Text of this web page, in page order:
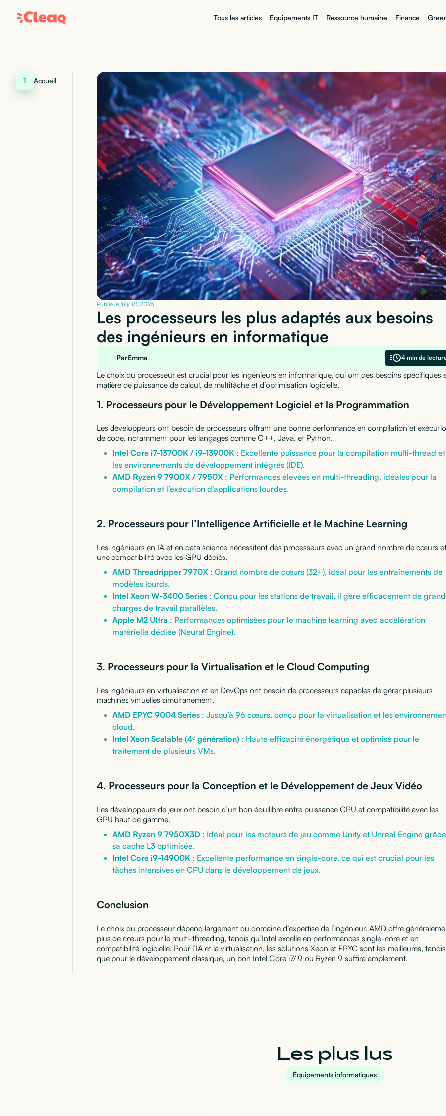
Tous les articles Equipements IT Ressource humaine Finance
1 Accueil
Publié leJuly 18, 2025
Les processeurs les plus adaptés aux besoins
des ingénieurs en informatique
ParEmma 4 min de
Le choix du processeur est crucial pour les ingénieurs en informatique, qui ont des besoins spécifiques
matière de puissance de calcul, de multitâche et d’optimisation logicielle.
1. Processeurs pour le Développement Logiciel et la Programmation
Les développeurs ont besoin de processeurs offrant une bonne performance en compilation et
de code, notamment pour les langages comme C++, Java, et Python.
Intel Core i7-13700K / i9-13900K : Excellente puissance pour la compilation multi-thread et
les environnements de développement intégrés (IDE).
AMD Ryzen 9 7900X / 7950X : Performances élevées en multi-threading, idéales pour la
compilation et l’exécution d’applications lourdes.
2. Processeurs pour l’Intelligence Artificielle et le Machine Learning
Les ingénieurs en IA et en data science nécessitent des processeurs avec un grand nombre de cœurs et
une compatibilité avec les GPU dédiés.
AMD Threadripper 7970X : Grand nombre de cœurs (32+), idéal pour les entraînements de
modèles lourds.
Intel Xeon W-3400 Series : Conçu pour les stations de travail, il gère efficacement de
charges de travail parallèles.
Apple M2 Ultra : Performances optimisées pour le machine learning avec accélération
matérielle dédiée (Neural Engine).
3. Processeurs pour la Virtualisation et le Cloud Computing
Les ingénieurs en virtualisation et en DevOps ont besoin de processeurs capables de gérer plusieurs
machines virtuelles simultanément.
AMD EPYC 9004 Series : Jusqu’à 96 cœurs, conçu pour la virtualisation et les
cloud.
Intel Xeon Scalable (4ᵉ génération) : Haute efficacité énergétique et optimisé pour le
traitement de plusieurs VMs.
4. Processeurs pour la Conception et le Développement de Jeux Vidéo
Les développeurs de jeux ont besoin d’un bon équilibre entre puissance CPU et compatibilité avec les
GPU haut de gamme.
AMD Ryzen 9 7950X3D : Idéal pour les moteurs de jeu comme Unity et Unreal Engine
sa cache L3 optimisée.
Intel Core i9-14900K : Excellente performance en single-core, ce qui est crucial pour les
tâches intensives en CPU dans le développement de jeux.
Conclusion
Le choix du processeur dépend largement du domaine d’expertise de l’ingénieur. AMD offre
plus de cœurs pour le multi-threading, tandis qu’Intel excelle en performances single-core et en
compatibilité logicielle. Pour l’IA et la virtualisation, les solutions Xeon et EPYC sont les meilleures, tandis
que pour le développement classique, un bon Intel Core i7/i9 ou Ryzen 9 suffira amplement.
Les plus lus
Équipements informatiques